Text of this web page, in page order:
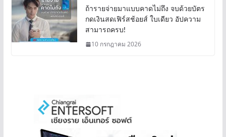
ถ้ารายจ่ายมาแบบคาดไม่ถึง จบด้วยบัตร
กดเงินสดเฟิร์สช้อยส์ ใบเดียว อัปความ
สามารถครบ!
10 กรกฎาคม 2026